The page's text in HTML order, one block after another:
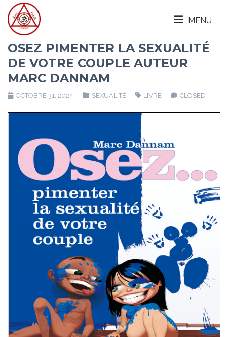
MENU
OSEZ PIMENTER LA SEXUALITÉ
DE VOTRE COUPLE AUTEUR
MARC DANNAM
OCTOBRE 31, 2024 SEXUALITÉ LIVRE CLOSED